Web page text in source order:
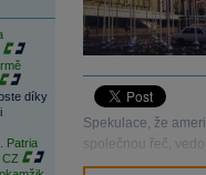
díky
Patria
Spekulace, že
společnou řeč,